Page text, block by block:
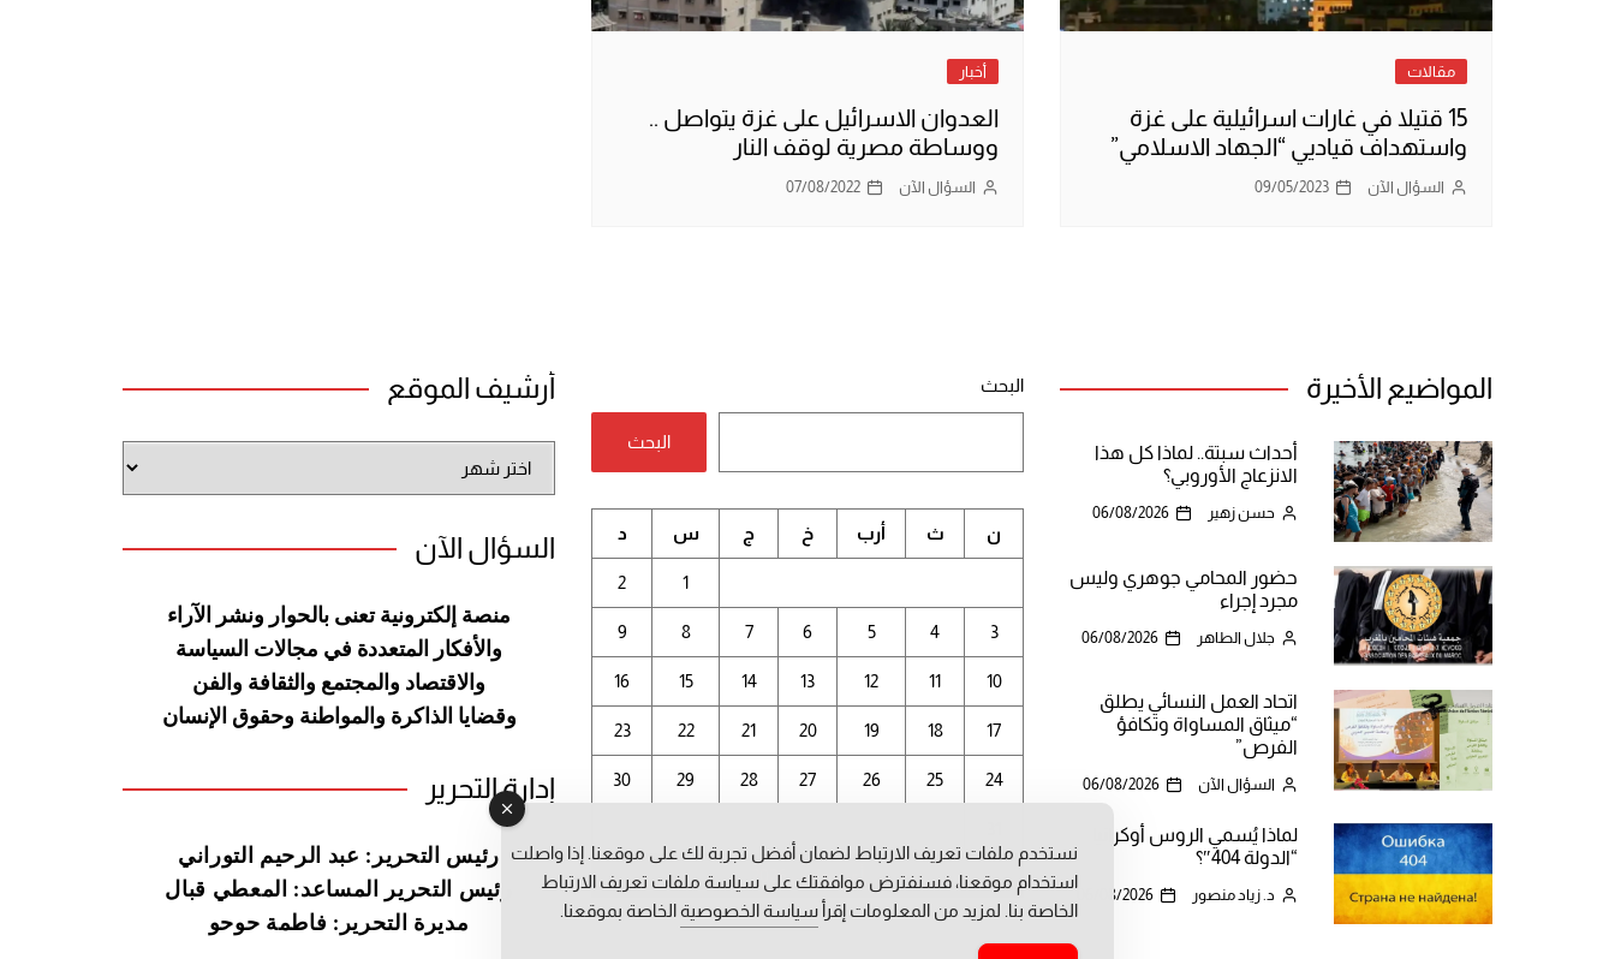
مقالات
15 قتيلا في غارات اسرائيلية على غزة
واستهداف قياديي “الجهاد الاسلامي”
السؤال الآن 09/05/2023
أخبار
العدوان الاسرائيل على غزة يتواصل ..
ووساطة مصرية لوقف النار
السؤال الآن 07/08/2022
المواضيع الأخيرة
أحداث سبتة.. لماذا كل هذا
الانزعاج الأوروبي؟
حسن زهير 06/08/2026
حضور المحامي جوهري وليس
مجرد إجراء
جلال الطاهر 06/08/2026
اتحاد العمل النسائي يطلق
“ميثاق المساواة وتكافؤ
الفرص”
السؤال الآن 06/08/2026
لماذا يُسمي الروس أوكرانيا
“الدولة 404″؟
د. زياد منصور 06/08/2026
البحث
البحث
أغسطس 2026
ن ث أرب خ ج س د
1
2
3
4
5
6
7
8
9
10
11
12
13
14
15
16
17
18
19
20
21
22
23
24
25
26
27
28
29
30
« يوليو
أرشيف الموقع
الموقع
السؤال الآن
منصة إلكترونية تعنى بالحوار ونشر الآراء
والأفكار المتعددة في مجالات السياسة
والاقتصاد والمجتمع والثقافة والفن
وقضايا الذاكرة والمواطنة وحقوق الإنسان
إدارة التحرير
رئيس التحرير: عبد الرحيم التوراني
رئيس التحرير المساعد: المعطي قبال
مديرة التحرير: فاطمة حوحو
نستخدم ملفات تعريف الارتباط لضمان أفضل تجربة لك على موقعنا. إذا واصلت
استخدام موقعنا، فسنفترض موافقتك على سياسة ملفات تعريف الارتباط
الخاصة بنا. لمزيد من المعلومات إقرأ سياسة الخصوصيةالخاصة بموقعنا.